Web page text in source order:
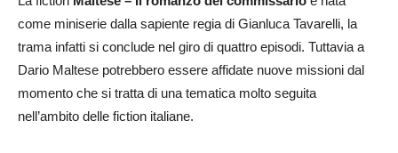
come miniserie dalla sapiente regia di Gianluca Tavarelli, la
trama infatti si conclude nel giro di quattro episodi. Tuttavia a
Dario Maltese potrebbero essere affidate nuove missioni dal
momento che si tratta di una tematica molto seguita
nell’ambito delle fiction italiane.